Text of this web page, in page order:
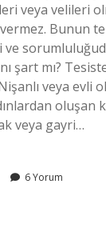
veya velileri
Bunun
şart mı?
veya evli
oluşan
veya gayri…
6 Yorum